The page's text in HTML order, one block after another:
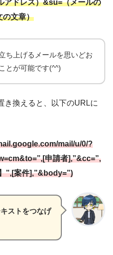
アドレス）&su=（メールの
の文章）
ち上げるメールを思いどお
とが可能です(^^)
き換えると、以下のURLに
mail/u/0/?
申請者],”&cc=”,
”,[案件],”&body=”)
ストをつなげ